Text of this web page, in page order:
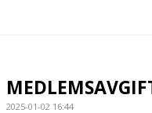
BILDGALLERI
2025-01-02 16:44